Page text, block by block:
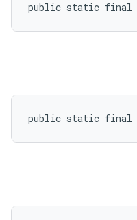
public static final
public static final